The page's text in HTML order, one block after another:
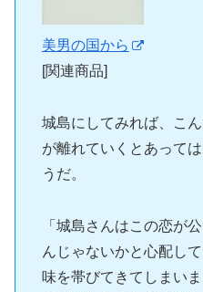
美男の国から
[関連商品]
城島にしてみれば、こ
が離れていくとあって
うだ。
「城島さんはこの恋が
んじゃないかと心配し
味を帯びてきてしまい